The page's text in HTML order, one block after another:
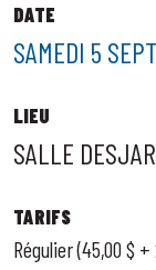
DATE
SAMEDI 5
LIEU
SALLE
TARIFS
Régulier (45,00 $